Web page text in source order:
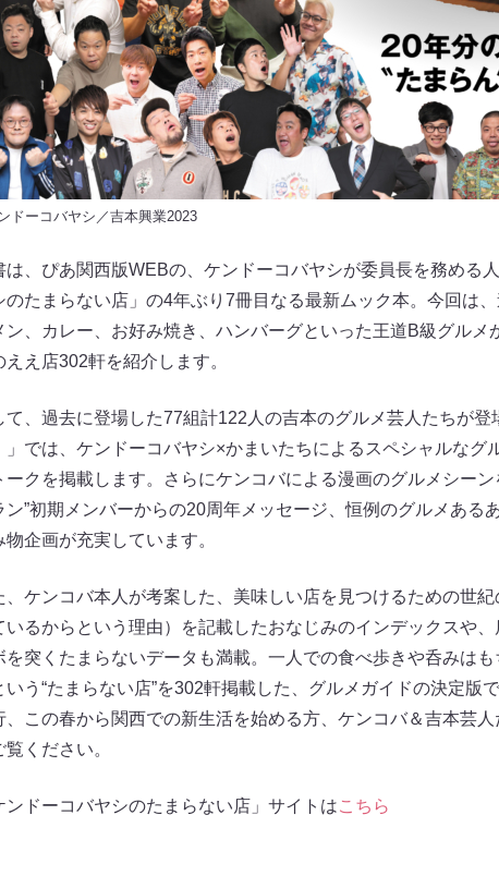
ドーコバヤシ／吉本興業2023
は、ぴあ関西版WEBの、ケンドーコバヤシが委員長を務める
のたまらない店」の4年ぶり7冊目なる最新ムック本。今回は
ン、カレー、お好み焼き、ハンバーグといった王道B級グル
ええ店302軒を紹介します。
て、過去に登場した77組計122人の吉本のグルメ芸人たちが
」では、ケンドーコバヤシ×かまいたちによるスペシャルな
ークを掲載します。さらにケンコバによる漫画のグルメシー
ン”初期メンバーからの20周年メッセージ、恒例のグルメあ
物企画が充実しています。
、ケンコバ本人が考案した、美味しい店を見つけるための世
いるからという理由）を記載したおなじみのインデックスや
を突くたまらないデータも満載。一人での食べ歩きや呑みは
いう“たまらない店”を302軒掲載した、グルメガイドの決定版
、この春から関西での新生活を始める方、ケンコバ＆吉本芸
覧ください。
ンドーコバヤシのたまらない店」サイトはこちら